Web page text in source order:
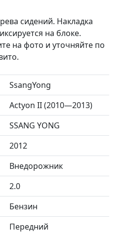
сидений. Накладка
на блоке.
на фото и уточняйте по
SsangYong
Actyon II (2010—2013)
SSANG YONG
2012
Внедорожник
2.0
Бензин
Передний